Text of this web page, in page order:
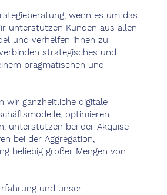
wenn es um das
unterstützen Kunden aus allen
und verhelfen ihnen zu
strategisches und
pragmatischen und
wir ganzheitliche digitale
optimieren
unterstützen bei der Akquise
bei der Aggregation,
beliebig großer Mengen von
und unser